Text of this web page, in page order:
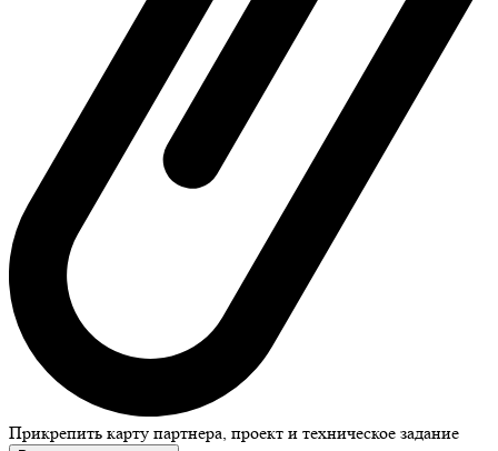
Прикрепить карту партнера, проект и техническое задание